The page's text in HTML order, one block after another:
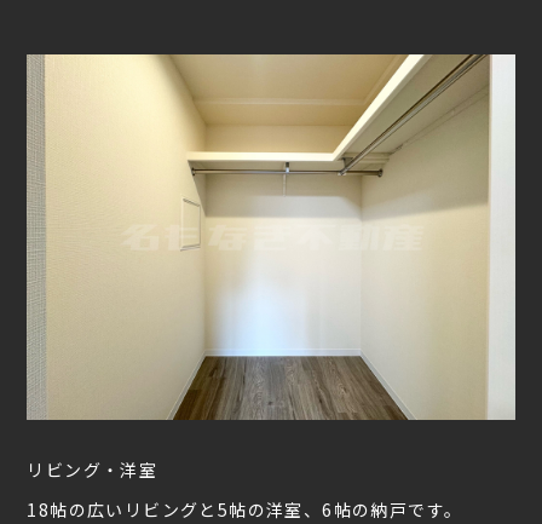
リビング・洋室
18帖の広いリビングと5帖の洋室、6帖の納戸です。